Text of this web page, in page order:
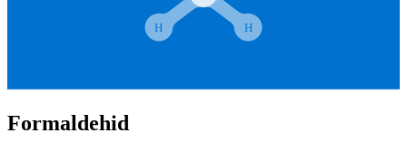
Formaldehid